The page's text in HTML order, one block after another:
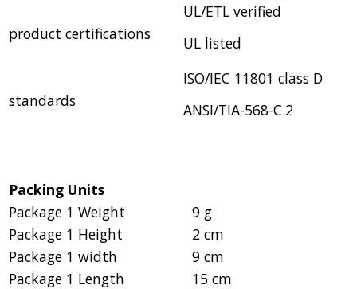
product certifications
UL/ETL verified
UL listed
standards
ISO/IEC 11801 class D
ANSI/TIA-568-C.2
Packing Units
Package 1 Weight
9 g
Package 1 Height
2 cm
Package 1 width
9 cm
Package 1 Length
15 cm